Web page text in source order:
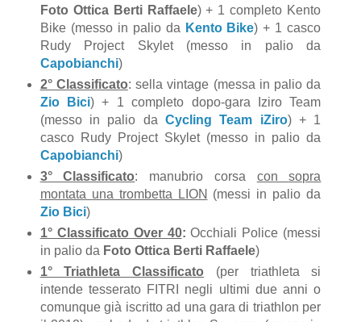
Foto Ottica Berti Raffaele) + 1 completo Kento
Bike (messo in palio da Kento Bike) + 1 casco
Rudy Project Skylet (messo in palio da
Capobianchi)
2° Classificato: sella vintage (messa in palio da
Zio Bici) + 1 completo dopo-gara Iziro Team
(messo in palio da Cycling Team iZiro) + 1
casco Rudy Project Skylet (messo in palio da
Capobianchi)
3° Classificato: manubrio corsa con sopra
montata una trombetta LION (messi in palio da
Zio Bici)
1° Classificato Over 40: Occhiali Police (messi
in palio da Foto Ottica Berti Raffaele)
1° Triathleta Classificato (per triathleta si
intende tesserato FITRI negli ultimi due anni o
comunque già iscritto ad una gara di triathlon per